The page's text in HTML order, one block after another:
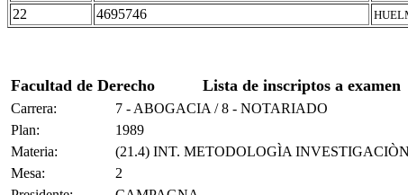
22 4695746
Facultad de Derecho Lista de inscriptos a examen
Carrera:
7 - ABOGACIA / 8 - NOTARIADO
Plan:
1989
Materia:
(21.4) INT. METODOLOGÌA INVESTIGACIÒN
Mesa:
2